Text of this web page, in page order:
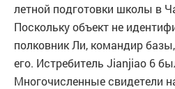
летной подготовки школы в
Поскольку объект не
полковник Ли, командир
его. Истребитель Jianjiao 6
Многочисленные свидетели